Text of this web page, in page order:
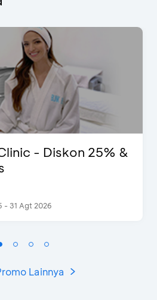
- Diskon 25% &
- 31 Agt 2026
Lainnya